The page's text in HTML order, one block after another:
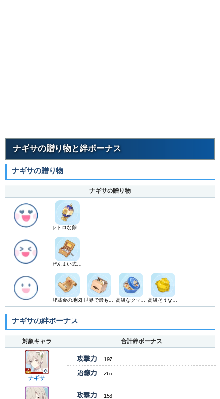
ナギサの贈り物と絆ボーナス
ナギサの贈り物
ナギサの贈り物
レトロな卵の工芸品
ぜんまい式オルゴール
埋蔵金の地図 世界で最も無駄な絡繰りボックス 高級なクッキーセット 高級そうな欲望のつぼ
ナギサの絆ボーナス
対象キャラ 合計絆ボーナス
ナギサ
攻撃力 197
治癒力 265
攻撃力 153